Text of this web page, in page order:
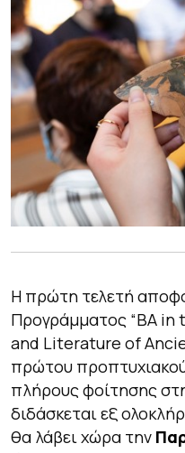
Η πρώτη τελετή
Προγράμματος “BA
and Literature of
πρώτου
πλήρους φοίτησης
διδάσκεται εξ
θα λάβει χώρα την